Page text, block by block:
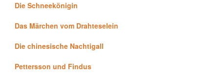
Die Schneekönigin
Das Märchen vom Drahteselein
Die chinesische Nachtigall
Pettersson und Findus